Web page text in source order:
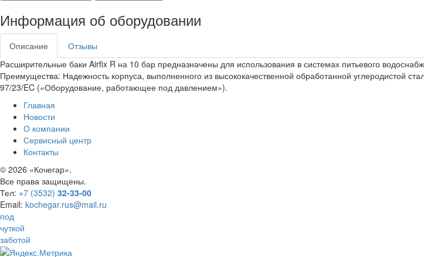
Информация об оборудовании
Описание
Отзывы
Расширительные баки Airfix R на 10 бар предназначены для использования в системах питьевого
Преимущества: Надежность корпуса, выполненного из высококачественной обработанной углеродистой
97/23/EC («Оборудование, работающее под давлением»).
Главная
Новости
О компании
Сервисный центр
Контакты
© 2026 «Кочегар».
Все права защищены.
Тел: +7 (3532) 32-33-00
Email: kochegar.rus@mail.ru
под
чуткой
заботой